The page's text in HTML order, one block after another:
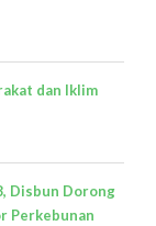
dan Iklim
Disbun Dorong
Perkebunan